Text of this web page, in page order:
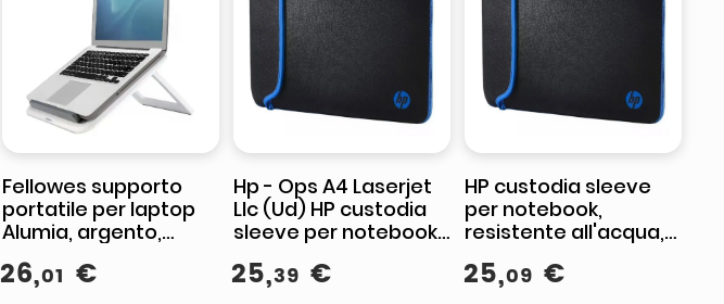
Fellowes supporto
portatile per laptop
Alumia, argento,
alluminio riciclato,
pieghevole,
26,01 €
Hp - Ops A4 Laserjet
Llc (Ud) HP custodia
sleeve per notebook,
compatibile fino a 16
25,39 €
HP custodia sleeve
per notebook,
resistente all'acqua,
atmospheric blue,
25,09 €